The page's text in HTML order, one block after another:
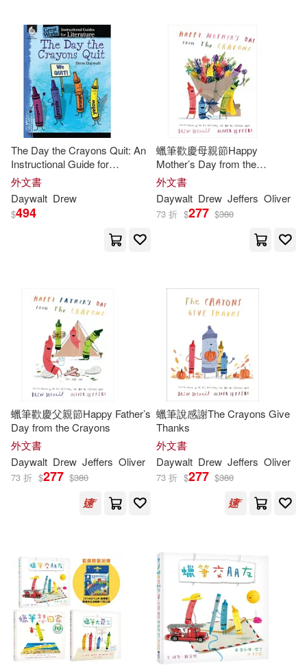
The Day the Crayons Quit: An
Instructional Guide for
Literature
外文書
Daywalt Drew
$494
蠟筆歡慶母親節Happy
Mother’s Day from the
Crayons
外文書
Daywalt Drew Jeffers Oliver
73 折 $277 $380
蠟筆歡慶父親節Happy Father’s
Day from the Crayons
外文書
Daywalt Drew Jeffers Oliver
73 折 $277 $380
蠟筆說感謝The Crayons Give
Thanks
外文書
Daywalt Drew Jeffers Oliver
73 折 $277 $380